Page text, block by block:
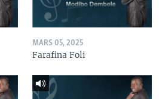
MARS 05, 2025
Farafina Foli